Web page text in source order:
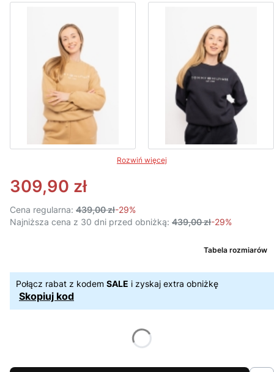
Rozwiń więcej
309,90 zł
Cena regularna: 439,00 zł-29%
Najniższa cena z 30 dni przed obniżką: 439,00 zł-29%
Tabela rozmiarów
Połącz rabat z kodem SALE i zyskaj extra obniżkę
Skopiuj kod